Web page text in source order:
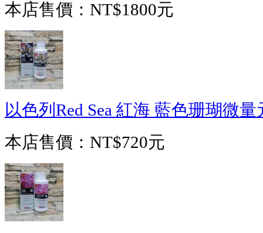
本店售價： NT$1800元
以色列Red Sea 紅海 藍色珊瑚微
本店售價： NT$720元